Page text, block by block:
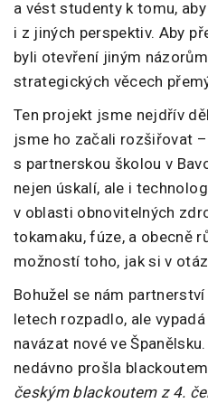
a vést studenty k tomu,
i z jiných perspektiv. Aby
byli otevření jiným
strategických věcech
Ten projekt jsme nejdřív
jsme ho začali rozšiřovat
s partnerskou školou v
nejen úskalí, ale i
v oblasti obnovitelných
tokamaku, fúze, a obecně
možností toho, jak si v
Bohužel se nám
letech rozpadlo, ale
navázat nové ve
nedávno prošla blackoutem
českým blackoutem z 4.